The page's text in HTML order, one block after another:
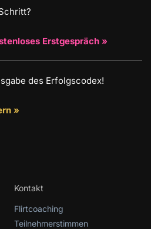
Erstgespräch »
des Erfolgscodex!
»
Kontakt
Flirtcoaching
Teilnehmerstimmen